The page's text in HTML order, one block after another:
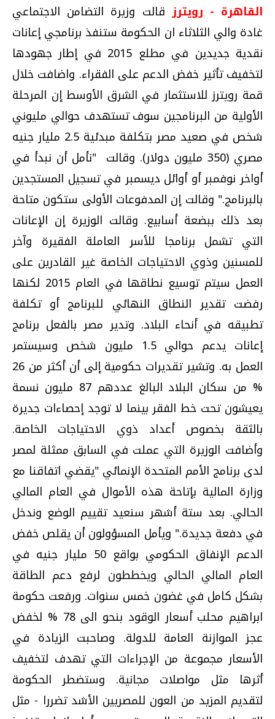
القاهرة - رويترزقالت وزيرة التضامن الاجتماعي
غادة والي الثلاثاء ان الحكومة ستنفذ برنامجي إعانات
نقدية جديدين في مطلع 2015 في إطار جهودها
لتخفيف تأثير خفض الدعم على الفقراء. واضافت خلال
قمة رويترز للاستثمار في الشرق الأوسط إن المرحلة
الأولية من البرنامجين سوف تستهدف حوالي مليوني
شخص في صعيد مصر بتكلفة مبدئية 2.5 مليار جنيه
مصري (350 مليون دولار). وقالت "نأمل أن نبدأ في
أواخر نوفمبر أو أوائل ديسمبر في تسجيل المستجدين
بالبرنامج." وقالت إن المدفوعات الأولى ستكون متاحة
بعد ذلك ببضعة أسابيع. وقالت الوزيرة إن الإعانات
التي تشمل برنامجا للأسر العاملة الفقيرة وآخر
للمسنين وذوي الاحتياجات الخاصة غير القادرين على
العمل سيتم توسيع نطاقها في العام 2015 لكنها
رفضت تقدير النطاق النهائي للبرنامج أو تكلفة
تطبيقه في أنحاء البلاد. وتدير مصر بالفعل برنامج
إعانات يدعم حوالي 1.5 مليون شخص وسيستمر
العمل به. وتشير تقديرات حكومية إلى أن أكثر من 26
% من سكان البلاد البالغ عددهم 87 مليون نسمة
يعيشون تحت خط الفقر بينما لا توجد إحصاءات جديرة
بالثقة بخصوص أعداد ذوي الاحتياجات الخاصة.
وأضافت الوزيرة التي عملت في السابق ممثلة لمصر
لدى برنامج الأمم المتحدة الإنمائي "يقضي اتفاقنا مع
وزارة المالية بإتاحة هذه الأموال في العام المالي
الحالي. بعد ستة أشهر سنعيد تقييم الوضع وندخل
في دفعة جديدة." ويأمل المسؤولون أن يقلص خفض
الدعم الإنفاق الحكومي بواقع 50 مليار جنيه في
العام المالي الحالي ويخططون لرفع دعم الطاقة
بشكل كامل في غضون خمس سنوات. ورفعت حكومة
ابراهيم محلب أسعار الوقود بنحو الى 78 % لخفض
عجز الموازنة العامة للدولة. وصاحبت الزيادة في
الأسعار مجموعة من الإجراءات التي تهدف لتخفيف
أثرها مثل مواصلات مجانية. وستضطر الحكومة
لتقديم المزيد من العون للمصريين الأشد تضررا - مثل